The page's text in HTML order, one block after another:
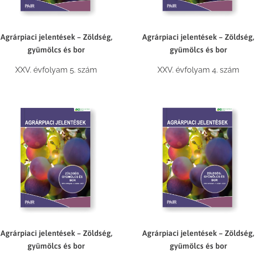
Agrárpiaci jelentések – Zöldség,
gyümölcs és bor
XXV. évfolyam 5. szám
Agrárpiaci jelentések – Zöldség,
gyümölcs és bor
XXV. évfolyam 4. szám
Agrárpiaci jelentések – Zöldség,
gyümölcs és bor
Agrárpiaci jelentések – Zöldség,
gyümölcs és bor